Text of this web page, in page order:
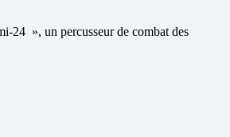
24 », un percusseur de combat des